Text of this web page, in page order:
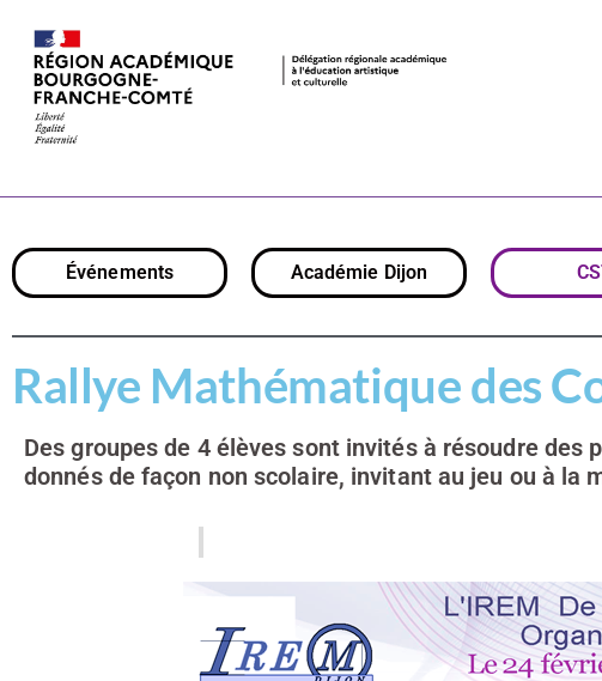
Rallye
Événements Académie Dijon
Rallye Mathématique des
Des groupes de 4 élèves sont invités à résoudre
donnés de façon non scolaire, invitant au jeu ou à la